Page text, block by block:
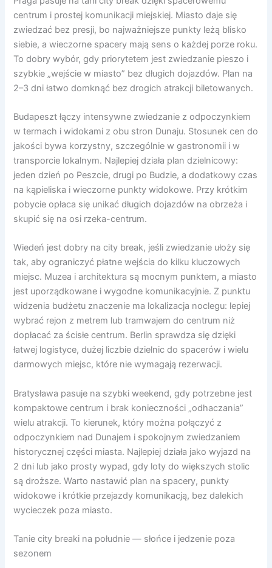
centrum i prostej komunikacji miejskiej. Miasto daje się
zwiedzać bez presji, bo najważniejsze punkty leżą blisko
siebie, a wieczorne spacery mają sens o każdej porze roku.
To dobry wybór, gdy priorytetem jest zwiedzanie pieszo i
szybkie „wejście w miasto” bez długich dojazdów. Plan na
2–3 dni łatwo domknąć bez drogich atrakcji biletowanych.
Budapeszt łączy intensywne zwiedzanie z odpoczynkiem
w termach i widokami z obu stron Dunaju. Stosunek cen do
jakości bywa korzystny, szczególnie w gastronomii i w
transporcie lokalnym. Najlepiej działa plan dzielnicowy:
jeden dzień po Peszcie, drugi po Budzie, a dodatkowy czas
na kąpieliska i wieczorne punkty widokowe. Przy krótkim
pobycie opłaca się unikać długich dojazdów na obrzeża i
skupić się na osi rzeka-centrum.
Wiedeń jest dobry na city break, jeśli zwiedzanie ułoży się
tak, aby ograniczyć płatne wejścia do kilku kluczowych
miejsc. Muzea i architektura są mocnym punktem, a miasto
jest uporządkowane i wygodne komunikacyjnie. Z punktu
widzenia budżetu znaczenie ma lokalizacja noclegu: lepiej
wybrać rejon z metrem lub tramwajem do centrum niż
dopłacać za ścisłe centrum. Berlin sprawdza się dzięki
łatwej logistyce, dużej liczbie dzielnic do spacerów i wielu
darmowych miejsc, które nie wymagają rezerwacji.
Bratysława pasuje na szybki weekend, gdy potrzebne jest
kompaktowe centrum i brak konieczności „odhaczania”
wielu atrakcji. To kierunek, który można połączyć z
odpoczynkiem nad Dunajem i spokojnym zwiedzaniem
historycznej części miasta. Najlepiej działa jako wyjazd na
2 dni lub jako prosty wypad, gdy loty do większych stolic
są droższe. Warto nastawić plan na spacery, punkty
widokowe i krótkie przejazdy komunikacją, bez dalekich
wycieczek poza miasto.
Tanie city breaki na południe — słońce i jedzenie poza
sezonem